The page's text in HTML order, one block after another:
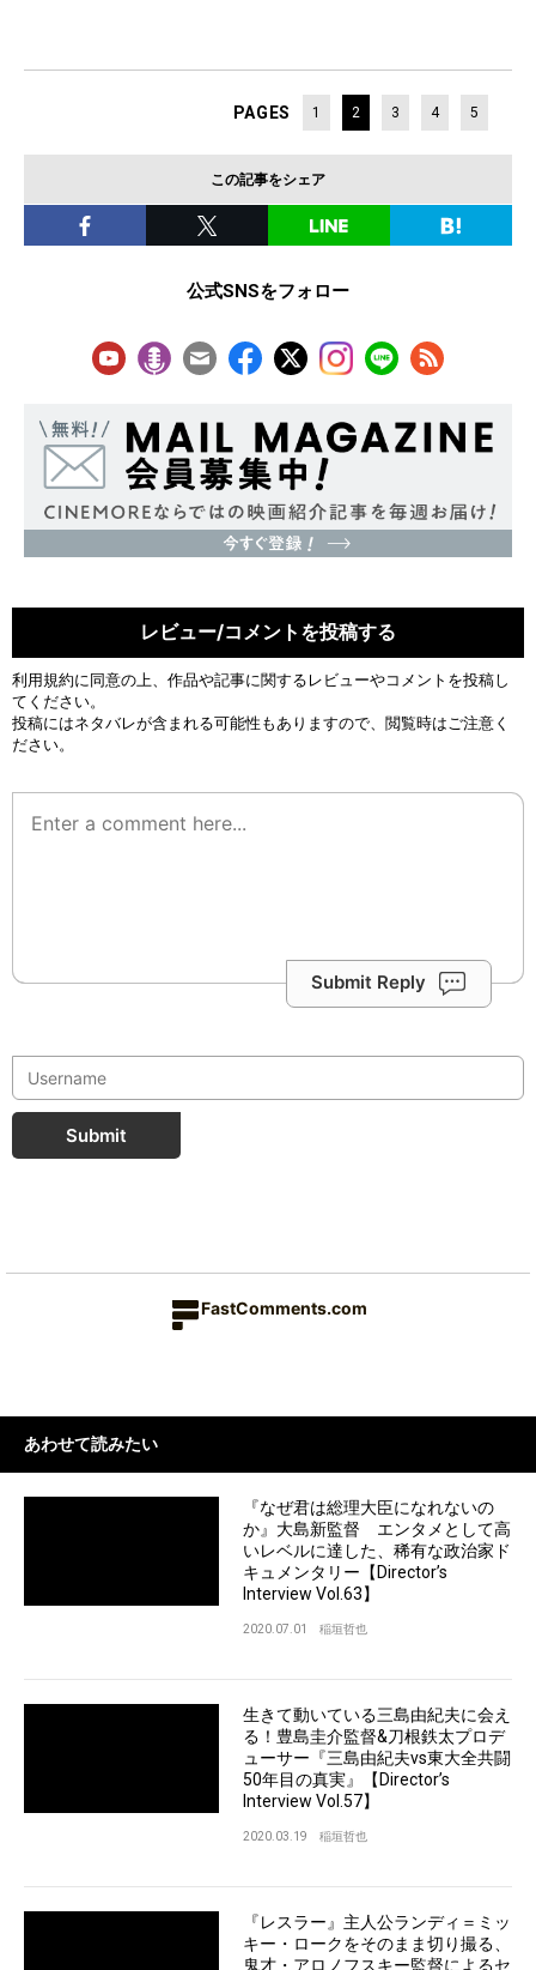
PAGES 1 2 3 4 5
この記事をシェア
公式SNSをフォロー
レビュー/コメントを投稿する
利用規約に同意の上、作品や記事に関するレビューやコメントを投稿し
てください。
投稿にはネタバレが含まれる可能性もありますので、閲覧時はご注意く
ださい。
Submit Reply
Submit
FastComments.com
あわせて読みたい
『なぜ君は総理大臣になれないの
か』大島新監督 エンタメとして高
いレベルに達した、稀有な政治家ド
キュメンタリー【Director’s
Interview Vol.63】
2020.07.01 稲垣哲也
生きて動いている三島由紀夫に会え
る！豊島圭介監督&刀根鉄太プロデ
ューサー『三島由紀夫vs東大全共闘
50年目の真実』【Director’s
Interview Vol.57】
2020.03.19 稲垣哲也
『レスラー』主人公ランディ＝ミッ
キー・ロークをそのまま切り撮る、
鬼才・アロノフスキー監督によるセ